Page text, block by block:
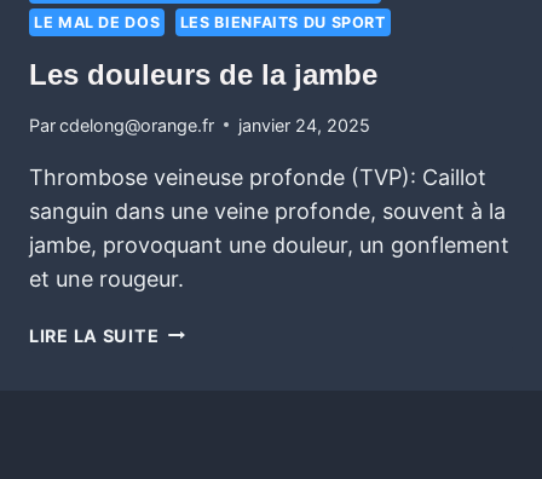
LE MAL DE DOS
LES BIENFAITS DU SPORT
Les douleurs de la jambe
Parcdelong@orange.fr janvier 24, 2025
Thrombose veineuse profonde (TVP): Caillot
sanguin dans une veine profonde, souvent à la
jambe, provoquant une douleur, un gonflement
et une rougeur.
LIRE LA SUITE